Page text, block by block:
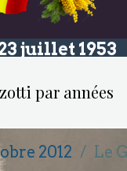
juillet 1953
par années
2012 Le